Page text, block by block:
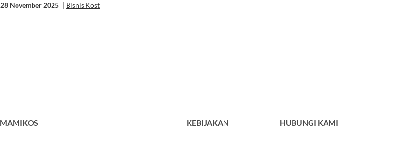
28 November 2025 | Bisnis Kost
MAMIKOS KEBIJAKAN HUBUNGI KAMI